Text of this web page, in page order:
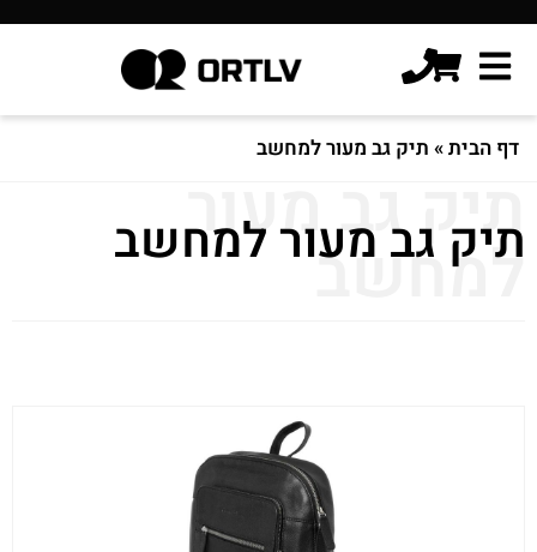
דף הבית» תיק גב מעור למחשב
תיק גב מעור למחשב
תיק גב מעור
למחשב